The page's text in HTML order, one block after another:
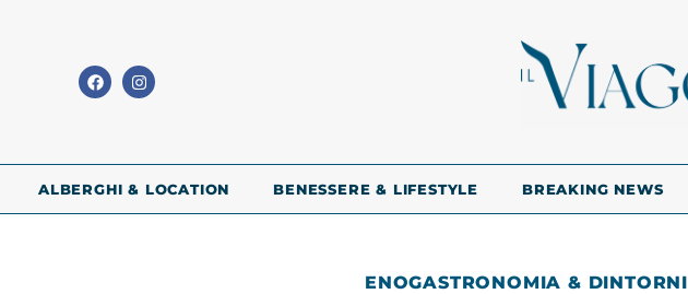
ALBERGHI & LOCATION BENESSERE & LIFESTYLE BREAKING NEWS
ENOGASTRONOMIA & DINTORNI